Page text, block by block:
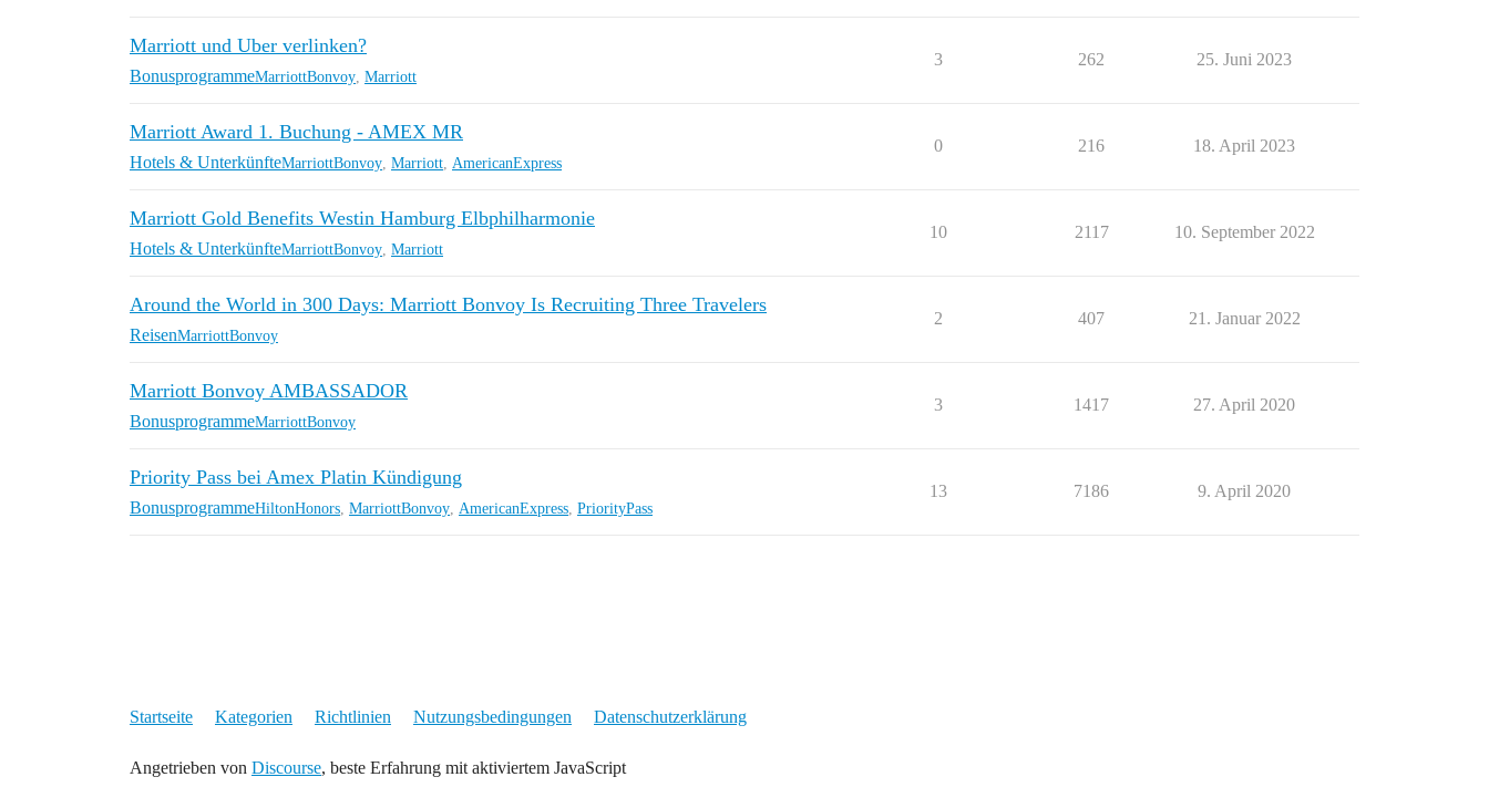
Marriott und Uber verlinken?
BonusprogrammeMarriottBonvoy Marriott
3 262 25. Juni 2023
Marriott Award 1. Buchung - AMEX MR
Hotels & UnterkünfteMarriottBonvoy Marriott AmericanExpress
0 216 18. April 2023
Marriott Gold Benefits Westin Hamburg Elbphilharmonie
Hotels & UnterkünfteMarriottBonvoy Marriott
10 2117 10. September 2022
Around the World in 300 Days: Marriott Bonvoy Is Recruiting Three Travelers
ReisenMarriottBonvoy
2 407 21. Januar 2022
Marriott Bonvoy AMBASSADOR
BonusprogrammeMarriottBonvoy
3 1417 27. April 2020
Priority Pass bei Amex Platin Kündigung
BonusprogrammeHiltonHonors MarriottBonvoy AmericanExpress PriorityPass
13 7186 9. April 2020
Startseite Kategorien Richtlinien Nutzungsbedingungen Datenschutzerklärung
Angetrieben von Discourse, beste Erfahrung mit aktiviertem JavaScript